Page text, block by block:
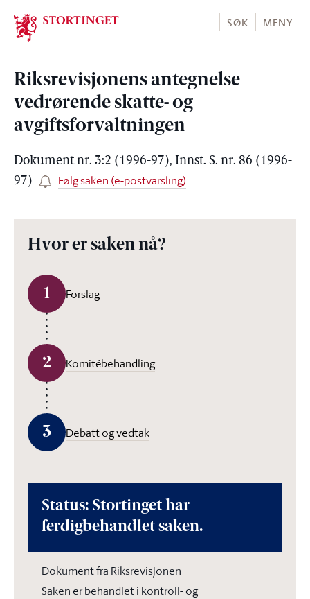
Stortinget.no
SØK MENY
Riksrevisjonens antegnelse
vedrørende skatte- og
avgiftsforvaltningen
Dokument nr. 3:2 (1996-97), Innst. S. nr. 86 (1996-
97)
Følg saken (e-postvarsling)
Hvor er saken nå?
1 Forslag
2 Komitébehandling
3 Debatt og vedtak
Status: Stortinget har
ferdigbehandlet saken.
Dokument fra Riksrevisjonen
Saken er behandlet i kontroll- og